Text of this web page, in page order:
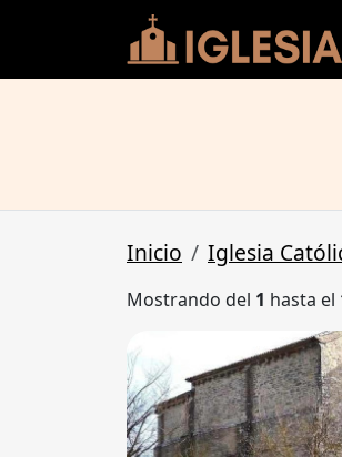
Inicio Iglesia
Mostrando del 1 hasta el